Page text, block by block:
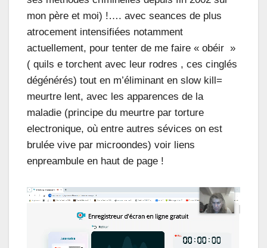
mon père et moi) !…. avec seances de plus
atrocement intensifiées notamment
actuellement, pour tenter de me faire « obéir »
( quils e torchent avec leur rodres , ces cinglés
dégénérés) tout en m’éliminant en slow kill=
meurtre lent, avec les apparences de la
maladie (principe du meurtre par torture
electronique, où entre autres sévices on est
brulée vive par microondes) voir liens
enpreambule en haut de page !